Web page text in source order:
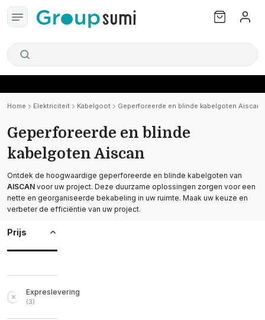
Home Elektriciteit Kabelgoot Geperforeerde en blinde kabelgoten Aiscan
Geperforeerde en blinde
kabelgoten Aiscan
Ontdek de hoogwaardige geperforeerde en blinde kabelgoten van
AISCAN voor uw project. Deze duurzame oplossingen zorgen voor een
nette en georganiseerde bekabeling in uw ruimte. Maak uw keuze en
verbeter de efficiëntie van uw project.
Prijs
Expreslevering
(3)